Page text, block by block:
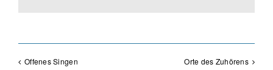
Offenes Singen Orte des Zuhörens